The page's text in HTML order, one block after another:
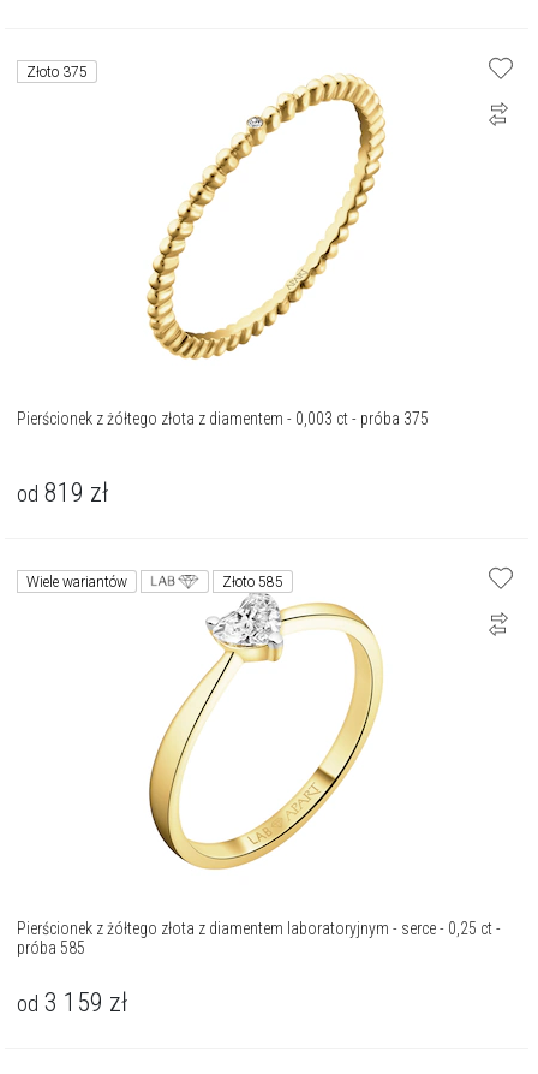
Złoto 375
Pierścionek z żółtego złota z diamentem - 0,003 ct - próba 375
od 819 zł
Wiele wariantów Złoto 585
Pierścionek z żółtego złota z diamentem laboratoryjnym - serce - 0,25 ct -
próba 585
od 3 159 zł